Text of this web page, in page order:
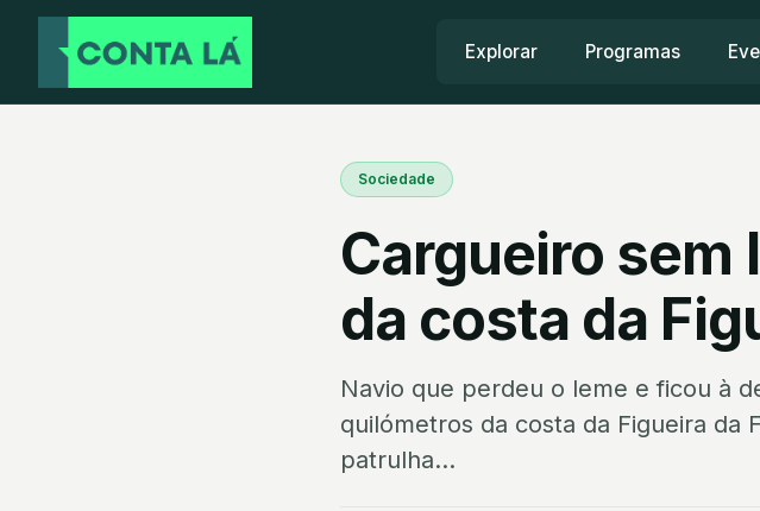
Explorar Programas
Sociedade
Cargueiro sem
da costa da
Navio que perdeu o leme e ficou à
quilómetros da costa da Figueira da
patrulha...